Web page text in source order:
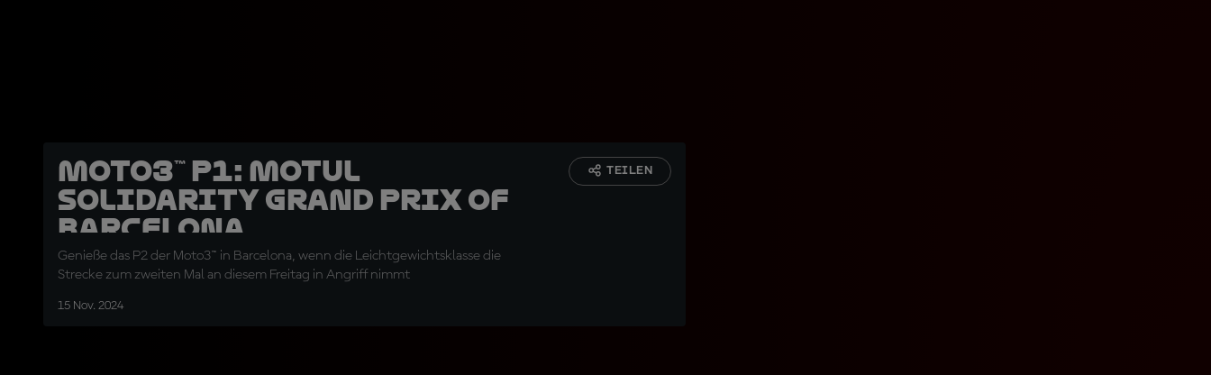
Moto3™ P1: Motul
Solidarity Grand Prix of
Barcelona
Genieße das P2 der Moto3™ in Barcelona, wenn die Leichtgewichtsklasse die
Strecke zum zweiten Mal an diesem Freitag in Angriff nimmt
15 Nov. 2024
TEILEN